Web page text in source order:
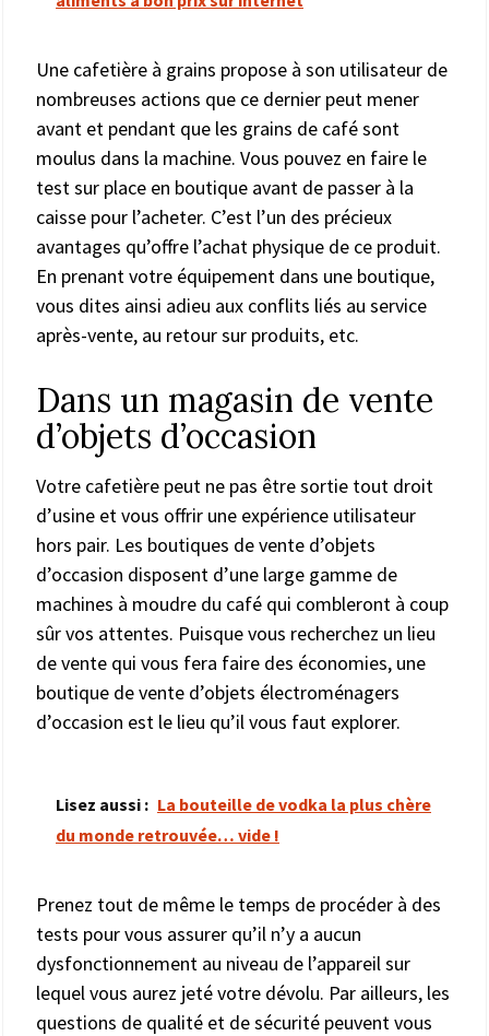
Une cafetière à grains propose à son utilisateur de
nombreuses actions que ce dernier peut mener
avant et pendant que les grains de café sont
moulus dans la machine. Vous pouvez en faire le
test sur place en boutique avant de passer à la
caisse pour l’acheter. C’est l’un des précieux
avantages qu’offre l’achat physique de ce produit.
En prenant votre équipement dans une boutique,
vous dites ainsi adieu aux conflits liés au service
après-vente, au retour sur produits, etc.
Dans un magasin de vente
d’objets d’occasion
Votre cafetière peut ne pas être sortie tout droit
d’usine et vous offrir une expérience utilisateur
hors pair. Les boutiques de vente d’objets
d’occasion disposent d’une large gamme de
machines à moudre du café qui combleront à coup
sûr vos attentes. Puisque vous recherchez un lieu
de vente qui vous fera faire des économies, une
boutique de vente d’objets électroménagers
d’occasion est le lieu qu’il vous faut explorer.
Lisez aussi : La bouteille de vodka la plus chère
du monde retrouvée… vide !
Prenez tout de même le temps de procéder à des
tests pour vous assurer qu’il n’y a aucun
dysfonctionnement au niveau de l’appareil sur
lequel vous aurez jeté votre dévolu. Par ailleurs, les
questions de qualité et de sécurité peuvent vous